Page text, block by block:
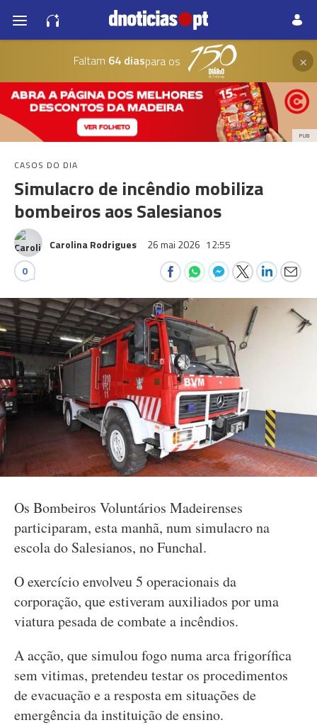
Faltam 64 diaspara os ×
PUB
CASOS DO DIA
Simulacro de incêndio mobiliza
bombeiros aos Salesianos
Carolina Rodrigues 26 mai 2026 12:55
0
Os Bombeiros Voluntários Madeirenses
participaram, esta manhã, num simulacro na
escola do Salesianos, no Funchal.
O exercício envolveu 5 operacionais da
corporação, que estiveram auxiliados por uma
viatura pesada de combate a incêndios.
A acção, que simulou fogo numa arca frigorífica
sem vitimas, pretendeu testar os procedimentos
de evacuação e a resposta em situações de
emergência da instituição de ensino.